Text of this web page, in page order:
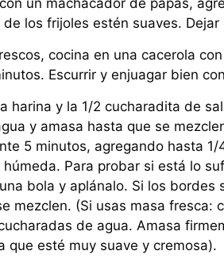
los frijoles estén suaves. Dejar
cocina en una cacerola
Escurrir y enjuagar bien
harina y la 1/2 cucharadita de
y amasa hasta que se
5 minutos, agregando hasta
Para probar si está lo
bola y aplánalo. Si los bordes
mezclen. (Si usas masa fresca:
de agua. Amasa
que esté muy suave y cremosa).